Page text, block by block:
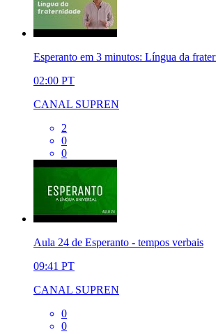
Esperanto em 3 minutos: Língua da
02:00 PT
CANAL SUPREN
2
0
0
Aula 24 de Esperanto - tempos verbais
09:41 PT
CANAL SUPREN
0
0